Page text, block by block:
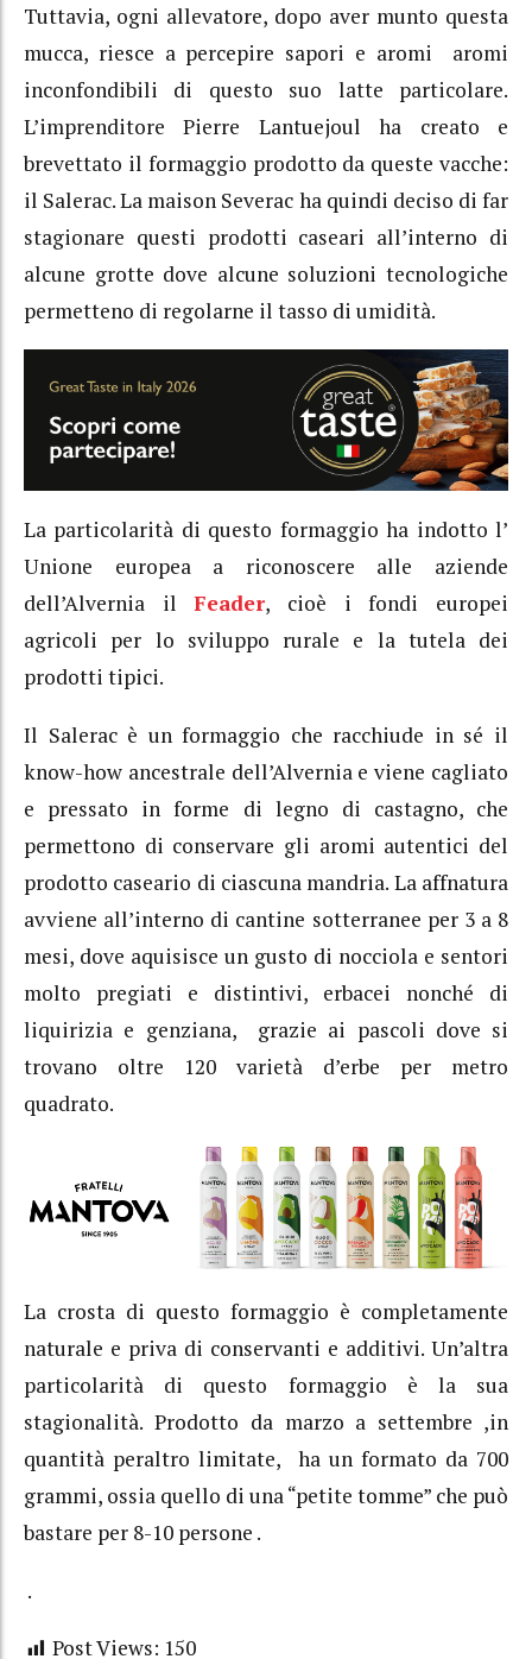
Tuttavia, ogni allevatore, dopo aver munto questa
mucca, riesce a percepire sapori e aromi aromi
inconfondibili di questo suo latte particolare.
L’imprenditore Pierre Lantuejoul ha creato e
brevettato il formaggio prodotto da queste vacche:
il Salerac. La maison Severac ha quindi deciso di far
stagionare questi prodotti caseari all’interno di
alcune grotte dove alcune soluzioni tecnologiche
permetteno di regolarne il tasso di umidità.
La particolarità di questo formaggio ha indotto l’
Unione europea a riconoscere alle aziende
dell’Alvernia ilFeader, cioè i fondi europei
agricoli per lo sviluppo rurale e la tutela dei
prodotti tipici.
Il Salerac è un formaggio che racchiude in sé il
know-how ancestrale dell’Alvernia e viene cagliato
e pressato in forme di legno di castagno, che
permettono di conservare gli aromi autentici del
prodotto caseario di ciascuna mandria. La affnatura
avviene all’interno di cantine sotterranee per 3 a 8
mesi, dove aquisisce un gusto di nocciola e sentori
molto pregiati e distintivi, erbacei nonché di
liquirizia e genziana, grazie ai pascoli dove si
trovano oltre 120 varietà d’erbe per metro
quadrato.
La crosta di questo formaggio è completamente
naturale e priva di conservanti e additivi. Un’altra
particolarità di questo formaggio è la sua
stagionalità. Prodotto da marzo a settembre ,in
quantità peraltro limitate, ha un formato da 700
grammi, ossia quello di una “petite tomme” che può
bastare per 8-10 persone .
.
Post Views: 150